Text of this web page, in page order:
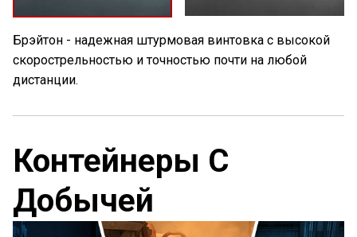
Брэйтон - надежная штурмовая винтовка с высокой
скорострельностью и точностью почти на любой
дистанции.
Контейнеры С
Добычей